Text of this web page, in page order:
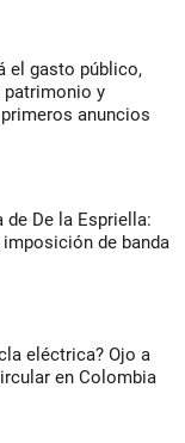
el gasto público,
y
anuncios
de De la Espriella:
de banda
eléctrica? Ojo a
en Colombia